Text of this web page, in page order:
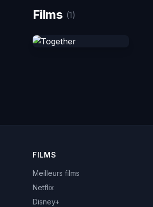
Films (1)
FILMS
Meilleurs films
Netflix
Disney+